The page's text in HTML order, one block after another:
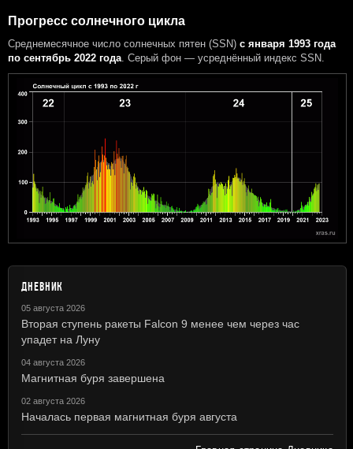
Прогресс солнечного цикла
Среднемесячное число солнечных пятен (SSN) с января 1993 года
по сентябрь 2022 года . Серый фон — усреднённый индекс SSN.
ДНЕВНИК
05 августа 2026
Вторая ступень ракеты Falcon 9 менее чем через час
упадет на Луну
04 августа 2026
Магнитная буря завершена
02 августа 2026
Началась первая магнитная буря августа